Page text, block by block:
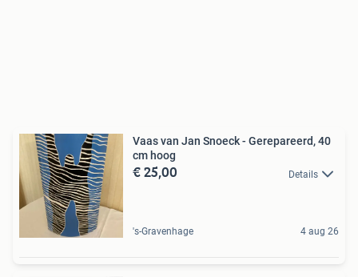
Vaas van Jan Snoeck - Gerepareerd, 40
cm hoog
€ 25,00 Details
's-Gravenhage 4 aug 26